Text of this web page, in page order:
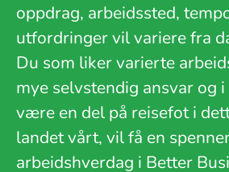
oppdrag, arbeidssted,
utfordringer vil variere fra
Du som liker varierte
mye selvstendig ansvar og
være en del på reisefot i
landet vårt, vil få en
arbeidshverdag i Better